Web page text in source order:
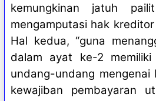
kemungkinan jatuh
mengamputasi hak
Hal kedua, “guna
dalam ayat ke-2 memiliki
undang-undang mengenai
kewajiban pembayaran